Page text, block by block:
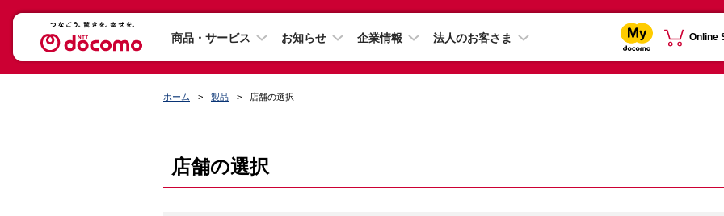
商品・サービス お知らせ 企業情報 法人のお客さま Online
ホーム 製品 店舗の選択
店舗の選択